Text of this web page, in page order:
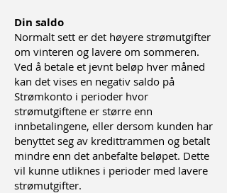
Din saldo
Normalt sett er det høyere strømutgifter
om vinteren og lavere om sommeren.
Ved å betale et jevnt beløp hver måned
kan det vises en negativ saldo på
Strømkonto i perioder hvor
strømutgiftene er større enn
innbetalingene, eller dersom kunden har
benyttet seg av kredittrammen og betalt
mindre enn det anbefalte beløpet. Dette
vil kunne utliknes i perioder med lavere
strømutgifter.